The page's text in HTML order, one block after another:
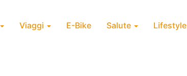
Viaggi E-Bike Salute Lifestyle